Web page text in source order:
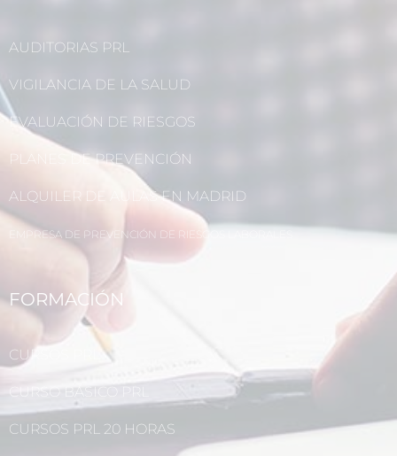
AUDITORIAS PRL
VIGILANCIA DE LA SALUD
EVALUACIÓN DE RIESGOS
PLANES DE PREVENCIÓN
ALQUILER DE AULAS EN MADRID
EMPRESA DE PREVENCIÓN DE RIESGOS LABORALES
FORMACIÓN
CURSOS PRL
CURSO BÁSICO PRL
CURSOS PRL 20 HORAS